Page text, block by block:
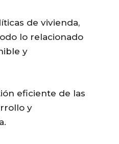
de vivienda,
lo relacionado
y
eficiente de las
y